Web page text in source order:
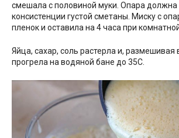
смешала с половиной муки. Опара должна
консистенции густой сметаны. Миску с
пленок и оставила на 4 часа при
Яйца, сахар, соль растерла и, размешивая
прогрела на водяной бане до 35С.